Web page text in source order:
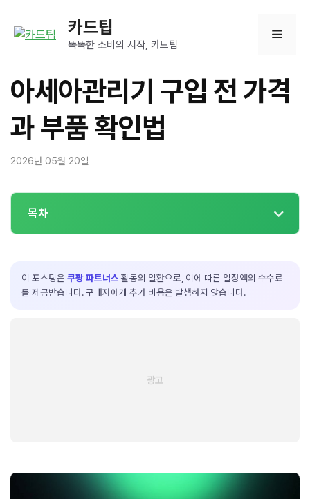
카드팁
똑똑한 소비의 시작, 카드팁
메
뉴
아세아관리기 구입 전 가격
과 부품 확인법
2026년 05월 20일
목차
이 포스팅은 쿠팡 파트너스 활동의 일환으로, 이에 따른 일정액의 수수료
를 제공받습니다. 구매자에게 추가 비용은 발생하지 않습니다.